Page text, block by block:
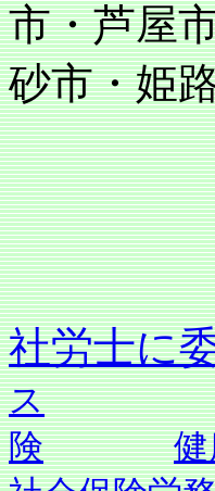
市・芦屋
砂市・姫
播磨町
社労士
ス
険